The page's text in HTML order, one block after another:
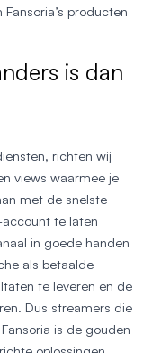
producten
is dan
richten wij
views waarmee je
met de snelste
te laten
in goede handen
als betaalde
te leveren en de
Dus streamers die
is de gouden